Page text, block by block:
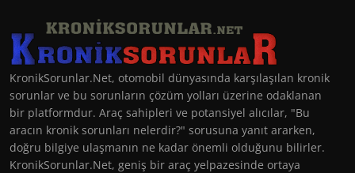
KronikSorunlar.Net, otomobil dünyasında karşılaşılan kronik
sorunlar ve bu sorunların çözüm yolları üzerine odaklanan
bir platformdur. Araç sahipleri ve potansiyel alıcılar, "Bu
aracın kronik sorunları nelerdir?" sorusuna yanıt ararken,
doğru bilgiye ulaşmanın ne kadar önemli olduğunu bilirler.
KronikSorunlar.Net, geniş bir araç yelpazesinde ortaya